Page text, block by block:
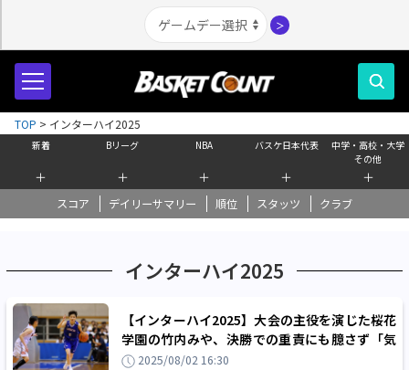
＞
新着
＋
Bリーグ
＋
NBA
＋
バスケ日本代表
＋
中学・高校・大学
その他
＋
スコア デイリーサマリー 順位 スタッツ クラブ
TOP > インターハイ2025
インターハイ2025
【インターハイ2025】大会の主役を演じた桜花
学園の竹内みや、決勝での重責にも臆さず「気
持ち的にはノリノリでした」
2025/08/02 16:30